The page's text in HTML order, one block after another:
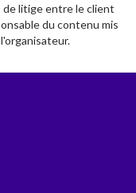
de litige entre le client
du contenu mis